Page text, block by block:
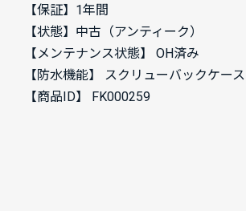
【保証】1年間
【状態】中古（アンティーク）
【メンテナンス状態】 OH済み
【防水機能】 スクリューバックケース
【商品ID】
FK000259